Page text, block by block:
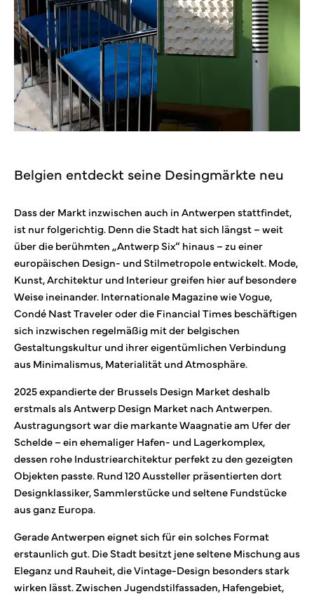
Belgien entdeckt seine Desingmärkte neu
Dass der Markt inzwischen auch in Antwerpen stattfindet,
ist nur folgerichtig. Denn die Stadt hat sich längst – weit
über die berühmten „Antwerp Six“ hinaus – zu einer
europäischen Design- und Stilmetropole entwickelt. Mode,
Kunst, Architektur und Interieur greifen hier auf besondere
Weise ineinander. Internationale Magazine wie Vogue,
Condé Nast Traveler oder die Financial Times beschäftigen
sich inzwischen regelmäßig mit der belgischen
Gestaltungskultur und ihrer eigentümlichen Verbindung
aus Minimalismus, Materialität und Atmosphäre.
2025 expandierte der Brussels Design Market deshalb
erstmals als Antwerp Design Market nach Antwerpen.
Austragungsort war die markante Waagnatie am Ufer der
Schelde – ein ehemaliger Hafen- und Lagerkomplex,
dessen rohe Industriearchitektur perfekt zu den gezeigten
Objekten passte. Rund 120 Aussteller präsentierten dort
Designklassiker, Sammlerstücke und seltene Fundstücke
aus ganz Europa.
Gerade Antwerpen eignet sich für ein solches Format
erstaunlich gut. Die Stadt besitzt jene seltene Mischung aus
Eleganz und Rauheit, die Vintage-Design besonders stark
wirken lässt. Zwischen Jugendstilfassaden, Hafengebiet,